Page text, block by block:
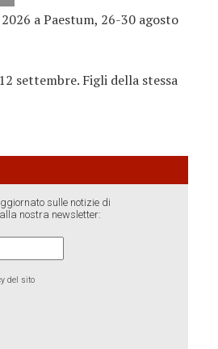
a Paestum, 26-30 agosto
settembre. Figli della stessa
sulle notizie di
nostra newsletter:
del sito